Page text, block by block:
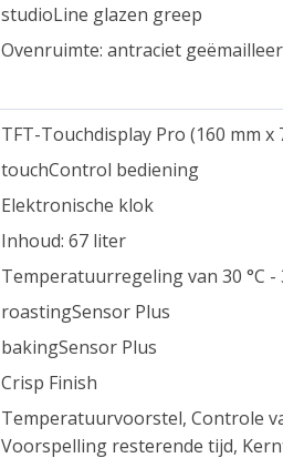
studioLine glazen greep
Ovenruimte: antraciet
TFT-Touchdisplay Pro (160 mm x
touchControl bediening
Elektronische klok
Inhoud: 67 liter
Temperatuurregeling van 30 °C -
roastingSensor Plus
bakingSensor Plus
Crisp Finish
Temperatuurvoorstel, Controle
Voorspelling resterende tijd,